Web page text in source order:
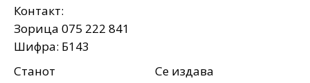
Контакт:
Зорица 075 222 841
Шифра: Б143
Станот
Се издава